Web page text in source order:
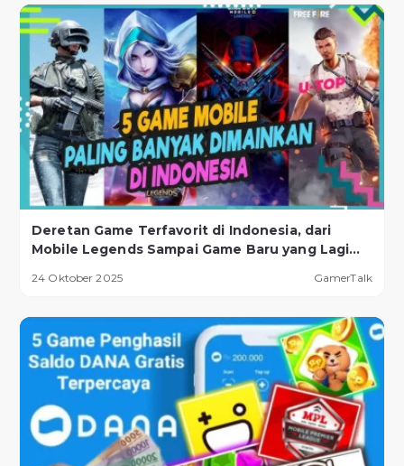
Deretan Game Terfavorit di Indonesia, dari
Mobile Legends Sampai Game Baru yang Lagi
24 Oktober 2025 GamerTalk